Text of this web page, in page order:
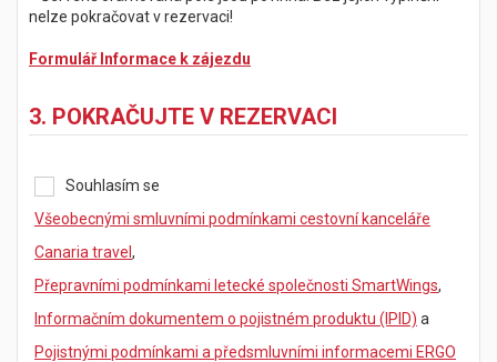
nelze pokračovat v rezervaci!
Formulář Informace k zájezdu
3. POKRAČUJTE V REZERVACI
Souhlasím se
Všeobecnými smluvními podmínkami cestovní kanceláře
Canaria travel ,
Přepravními podmínkami letecké společnosti SmartWings,
Informačním dokumentem o pojistném produktu (IPID) a
Pojistnými podmínkami a předsmluvními informacemi ERGO